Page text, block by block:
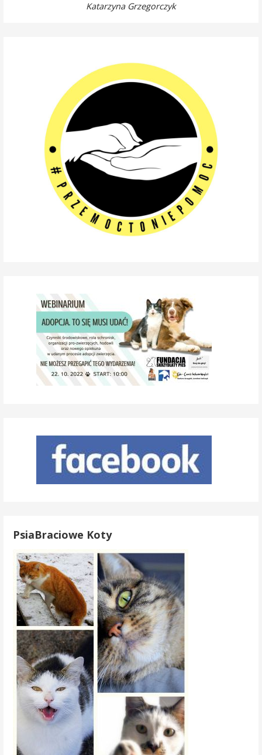
Katarzyna Grzegorczyk
PsiaBraciowe Koty